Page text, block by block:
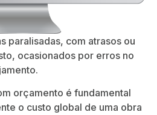
paralisadas, com atrasos ou
ocasionados por erros no
orçamento é fundamental
o custo global de uma obra